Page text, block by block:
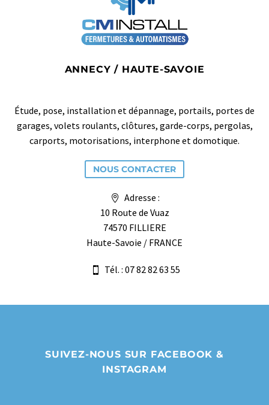
ANNECY / HAUTE-SAVOIE
Étude, pose, installation et dépannage, portails, portes de
garages, volets roulants, clôtures, garde-corps, pergolas,
carports, motorisations, interphone et domotique.
NOUS CONTACTER
Adresse :
10 Route de Vuaz
74570 FILLIERE
Haute-Savoie / FRANCE
Tél. : 07 82 82 63 55
SUIVEZ-NOUS SUR FACEBOOK &
INSTAGRAM